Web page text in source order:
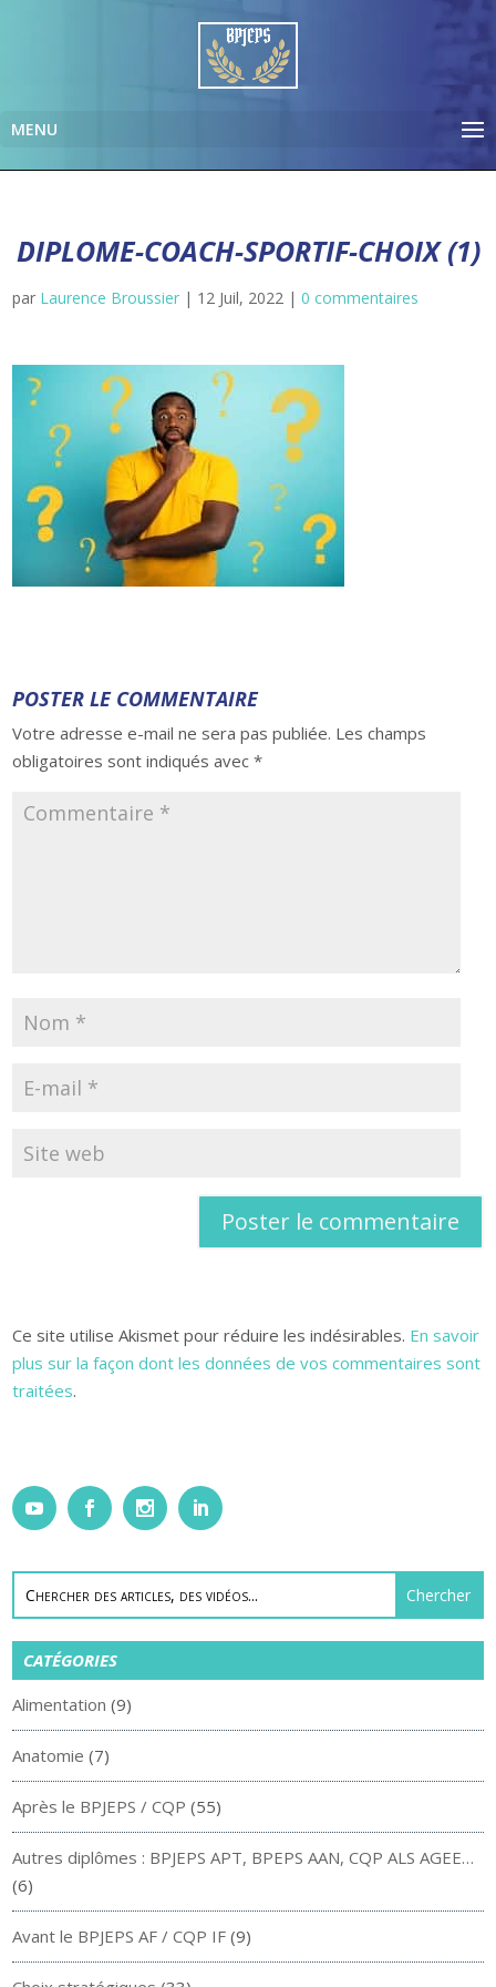
DIPLOME-COACH-SPORTIF-CHOIX (1)
par Laurence Broussier | 12 Juil, 2022 |0 commentaires
POSTER LE COMMENTAIRE
Votre adresse e-mail ne sera pas publiée. Les champs
obligatoires sont indiqués avec*
Ce site utilise Akismet pour réduire les indésirables. En savoir
plus sur la façon dont les données de vos commentaires sont
traitées.
CATÉGORIES
Alimentation (9)
Anatomie (7)
Après le BPJEPS / CQP (55)
Autres diplômes : BPJEPS APT, BPEPS AAN, CQP ALS AGEE…
(6)
Avant le BPJEPS AF / CQP IF (9)